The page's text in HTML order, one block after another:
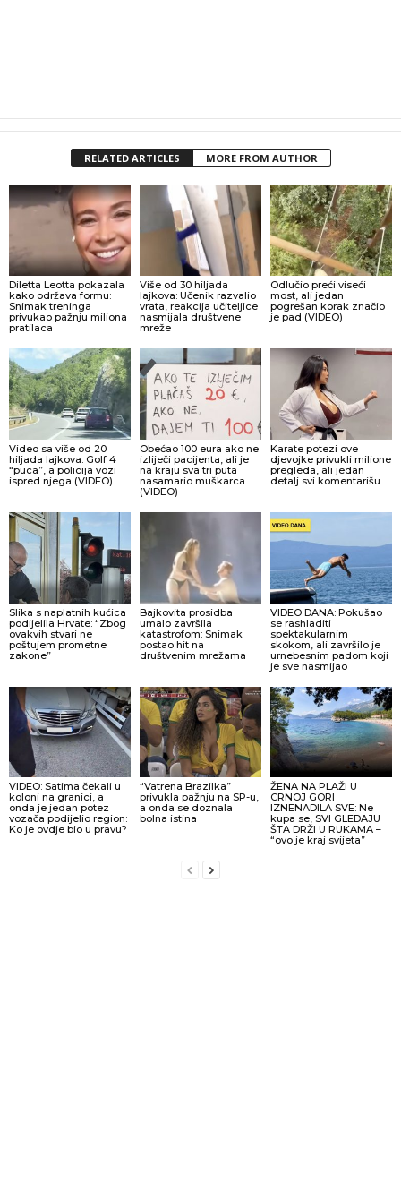
RELATED ARTICLES MORE FROM AUTHOR
Diletta Leotta pokazala
kako održava formu:
Snimak treninga
privukao pažnju miliona
pratilaca
Više od 30 hiljada
lajkova: Učenik razvalio
vrata, reakcija učiteljice
nasmijala društvene
mreže
Odlučio preći viseći
most, ali jedan
pogrešan korak značio
je pad (VIDEO)
Video sa više od 20
hiljada lajkova: Golf 4
“puca”, a policija vozi
ispred njega (VIDEO)
Obećao 100 eura ako ne
izliječi pacijenta, ali je
na kraju sva tri puta
nasamario muškarca
(VIDEO)
Karate potezi ove
djevojke privukli milione
pregleda, ali jedan
detalj svi komentarišu
Slika s naplatnih kućica
podijelila Hrvate: “Zbog
ovakvih stvari ne
poštujem prometne
zakone”
Bajkovita prosidba
umalo završila
katastrofom: Snimak
postao hit na
društvenim mrežama
VIDEO DANA: Pokušao
se rashladiti
spektakularnim
skokom, ali završilo je
urnebesnim padom koji
je sve nasmijao
VIDEO: Satima čekali u
koloni na granici, a
onda je jedan potez
vozača podijelio region:
Ko je ovdje bio u pravu?
“Vatrena Brazilka”
privukla pažnju na SP-u,
a onda se doznala
bolna istina
ŽENA NA PLAŽI U
CRNOJ GORI
IZNENADILA SVE: Ne
kupa se, SVI GLEDAJU
ŠTA DRŽI U RUKAMA –
“ovo je kraj svijeta”